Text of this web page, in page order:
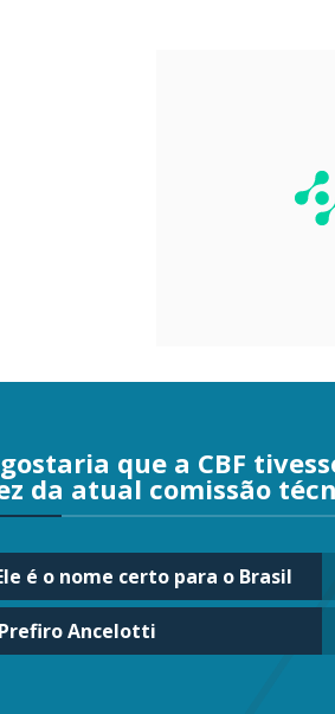
que a CBF
da atual comissão
é o nome certo para o Brasil
Ancelotti